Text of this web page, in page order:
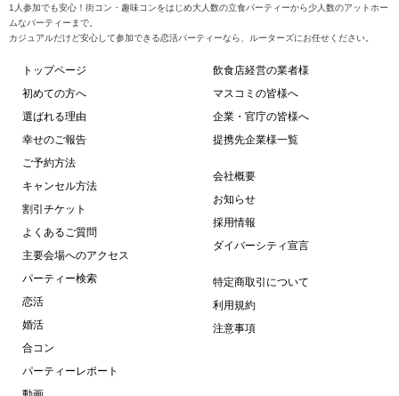
1人参加でも安心！街コン・趣味コンをはじめ大人数の立食パーティーから少人数のアットホー
ムなパーティーまで。
カジュアルだけど安心して参加できる恋活パーティーなら、ルーターズにお任せください。
トップページ
初めての方へ
選ばれる理由
幸せのご報告
ご予約方法
キャンセル方法
割引チケット
よくあるご質問
主要会場へのアクセス
パーティー検索
恋活
婚活
合コン
パーティーレポート
飲食店経営の業者様
マスコミの皆様へ
企業・官庁の皆様へ
提携先企業様一覧
会社概要
お知らせ
採用情報
ダイバーシティ宣言
特定商取引について
利用規約
注意事項